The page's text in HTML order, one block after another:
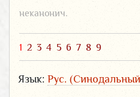
неканонич.
1 2 3 4 5 6 7 8 9
Язык: Рус.